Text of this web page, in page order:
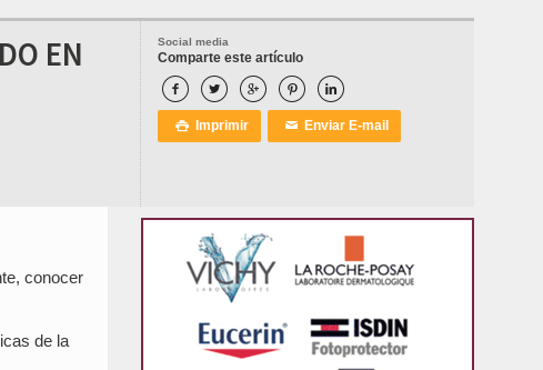
Social media
Comparte este artículo
    
 Imprimir ✉ Enviar E-mail
EN
conocer
de la